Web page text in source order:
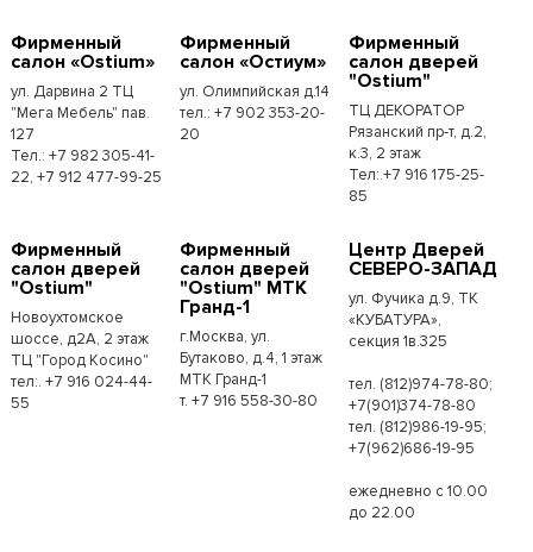
Фирменный
салон «Ostium»
ул. Дарвина 2 ТЦ
"Мега Мебель" пав.
127
Тел.: +7 982 305-41-
22, +7 912 477-99-25
Фирменный
салон «Остиум»
ул. Олимпийская д.14
тел.: +7 902 353-20-
20
Фирменный
салон дверей
"Ostium"
ТЦ ДЕКОРАТОР
Рязанский пр-т, д.2,
к.3, 2 этаж
Тел:.+7 916 175-25-
85
Фирменный
салон дверей
"Ostium"
Новоухтомское
шоссе, д2А, 2 этаж
ТЦ "Город Косино"
тел:. +7 916 024-44-
55
Фирменный
салон дверей
"Ostium" МТК
Гранд-1
г.Москва, ул.
Бутаково, д.4, 1 этаж
МТК Гранд-1
т. +7 916 558-30-80
Центр Дверей
СЕВЕРО-ЗАПАД
ул. Фучика д.9, ТК
«КУБАТУРА»,
секция 1в.325
тел. (812)974-78-80;
+7(901)374-78-80
тел. (812)986-19-95;
+7(962)686-19-95
ежедневно с 10.00
до 22.00